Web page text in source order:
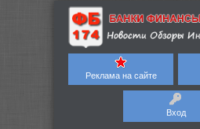
Реклама на сайте
Вход